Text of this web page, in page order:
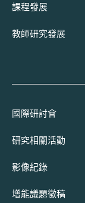
課程發展
教師研究發展
國際研討會
研究相關活動
影像紀錄
增能議題徵稿